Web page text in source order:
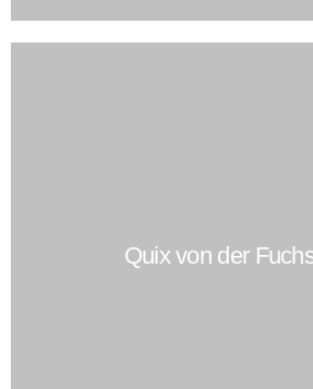
Quix von der